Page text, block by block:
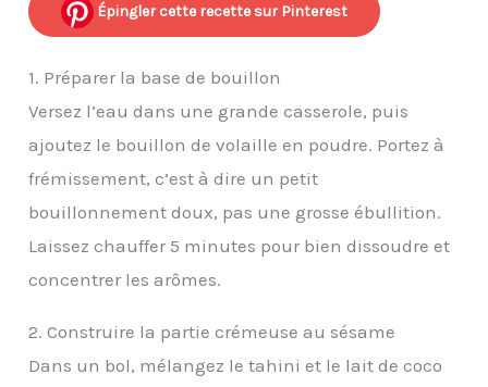
Épingler cette recette sur Pinterest
1. Préparer la base de bouillon
Versez l’eau dans une grande casserole, puis
ajoutez le bouillon de volaille en poudre. Portez à
frémissement, c’est à dire un petit
bouillonnement doux, pas une grosse ébullition.
Laissez chauffer 5 minutes pour bien dissoudre et
concentrer les arômes.
2. Construire la partie crémeuse au sésame
Dans un bol, mélangez le tahini et le lait de coco